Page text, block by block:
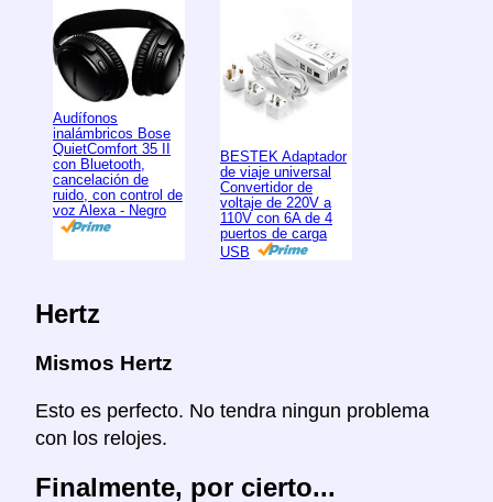
Audífonos
inalámbricos Bose
QuietComfort 35 II
con Bluetooth,
cancelación de
ruido, con control de
voz Alexa - Negro
BESTEK Adaptador
de viaje universal
Convertidor de
voltaje de 220V a
110V con 6A de 4
puertos de carga
USB
Hertz
Mismos Hertz
Esto es perfecto. No tendra ningun problema
con los relojes.
Finalmente, por cierto...